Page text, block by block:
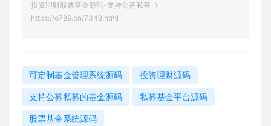
投资理财股票基金源码-支持公募私募
https://o789.cn/7348.html
可定制基金管理系统源码 投资理财源码
支持公募私募的基金源码 私募基金平台源码
股票基金系统源码